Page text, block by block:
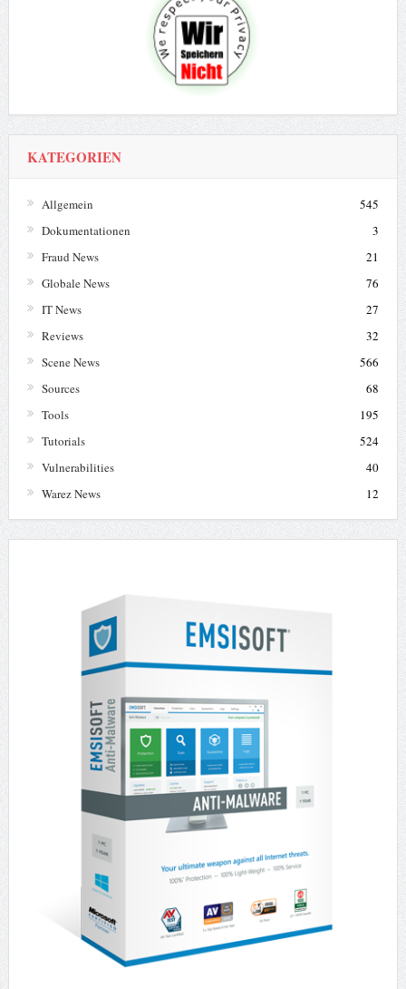
KATEGORIEN
Allgemein
545
Dokumentationen
3
Fraud News
21
Globale News
76
IT News
27
Reviews
32
Scene News
566
Sources
68
Tools
195
Tutorials
524
Vulnerabilities
40
Warez News
12